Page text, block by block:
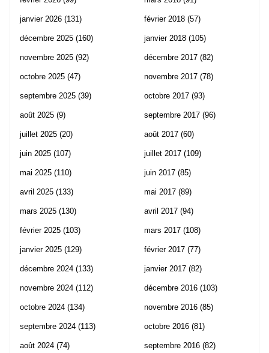
janvier 2026 (131)
décembre 2025 (160)
novembre 2025 (92)
octobre 2025 (47)
septembre 2025 (39)
août 2025 (9)
juillet 2025 (20)
juin 2025 (107)
mai 2025 (110)
avril 2025 (133)
mars 2025 (130)
février 2025 (103)
janvier 2025 (129)
décembre 2024 (133)
novembre 2024 (112)
octobre 2024 (134)
septembre 2024 (113)
août 2024 (74)
février 2018 (57)
janvier 2018 (105)
décembre 2017 (82)
novembre 2017 (78)
octobre 2017 (93)
septembre 2017 (96)
août 2017 (60)
juillet 2017 (109)
juin 2017 (85)
mai 2017 (89)
avril 2017 (94)
mars 2017 (108)
février 2017 (77)
janvier 2017 (82)
décembre 2016 (103)
novembre 2016 (85)
octobre 2016 (81)
septembre 2016 (82)